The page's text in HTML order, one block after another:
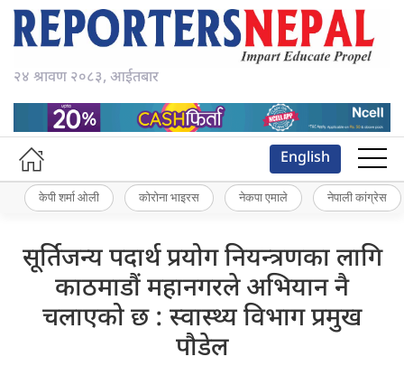
२४ श्रावण २०८३, आईतबार
English
केपी शर्मा ओली कोरोना भाइरस नेकपा एमाले नेपाली कांग्रेस
सूर्तिजन्य पदार्थ प्रयोग नियन्त्रणका लागि
काठमाडौं महानगरले अभियान नै
चलाएको छ : स्वास्थ्य विभाग प्रमुख
पौडेल